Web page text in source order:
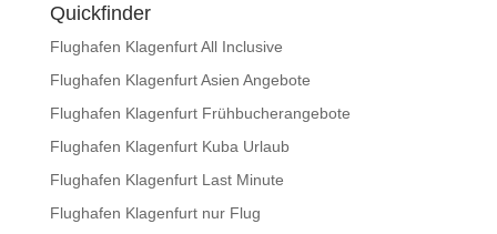
Quickfinder
Flughafen Klagenfurt All Inclusive
Flughafen Klagenfurt Asien Angebote
Flughafen Klagenfurt Frühbucherangebote
Flughafen Klagenfurt Kuba Urlaub
Flughafen Klagenfurt Last Minute
Flughafen Klagenfurt nur Flug